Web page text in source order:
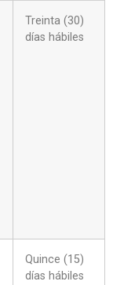
Treinta (30)
días hábiles
Quince (15)
días hábiles